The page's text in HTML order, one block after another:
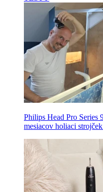
Philips Head Pro Series
mesiacov holiaci